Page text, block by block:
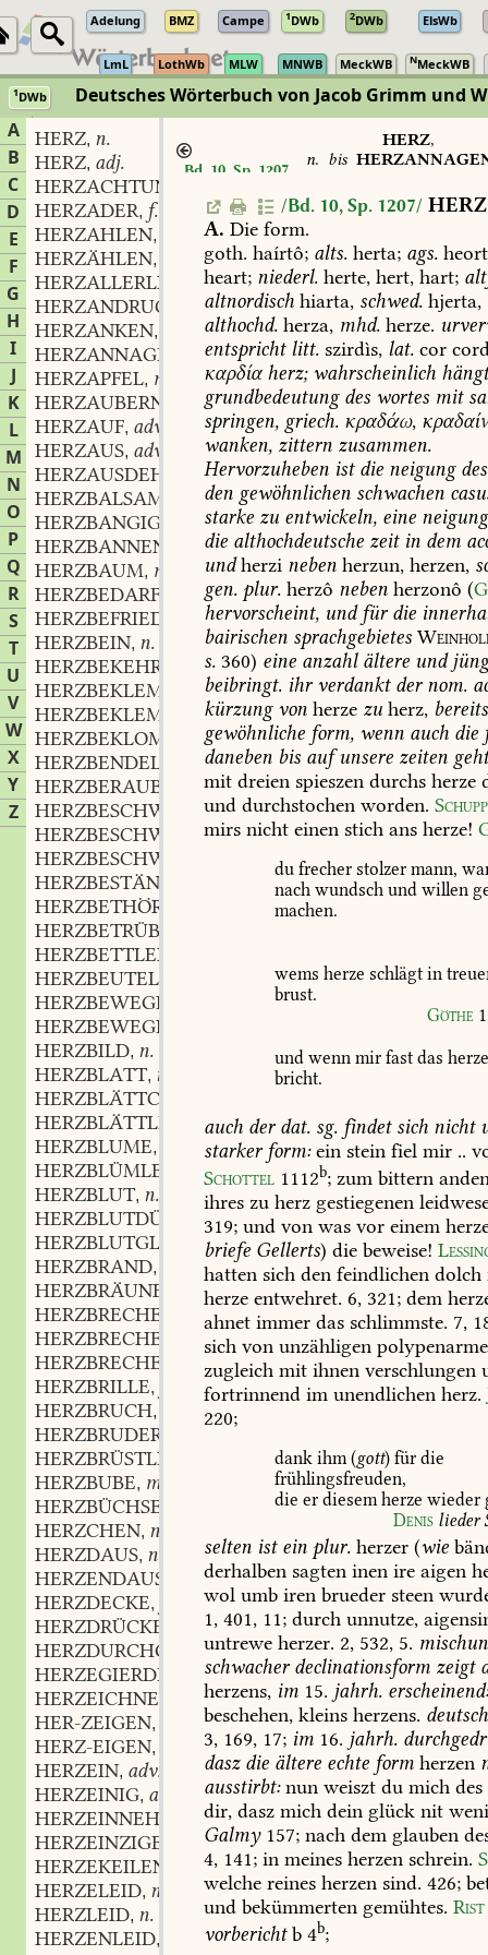
Adelung BMZ Campe 1DWb 2DWb ElsWb
LmL LothWb MLW MNWB MeckWB NMeckWB
1DWb Deutsches Wörterbuch von Jacob Grimm und
A
B
C
D
E
F
G
H
I
J
K
L
M
N
O
P
Q
R
S
T
U
V
W
X
Y
Z
HERZ, n.
HERZ, adj.
HERZACHTUNG
HERZADER, f.
HERZAHLEN,
HERZÄHLEN,
HERZALLERLIEBST,adj.
HERZANDRUCK
m.
HERZANKEN,
HERZANNAGEND
,part.
HERZAPFEL, m.
HERZAUBERN
verb.
HERZAUF, adv.
HERZAUS, adv.
HERZAUSDEHNEND,part.
HERZBALSAM
HERZBANGIGKEIT
,f.
HERZBANNEND
part.
HERZBAUM, m.
HERZBEDARF
HERZBEFRIEDUNG,f.
HERZBEIN, n.
HERZBEKEHRUNG
,f.
HERZBEKLEMMEND,part.
HERZBEKLEMMUNG,f.
HERZBEKLOMMENHEIT,f.
HERZBENDEL
HERZBERAUBEND
,part.
HERZBESCHWEREND, part.
HERZBESCHWERISCH, adj.
HERZBESCHWERUNG
HERZBESTÄNDIGKEIT
HERZBETHÖREND
HERZBETRÜBT
HERZBETTLEIN
HERZBEUTEL
HERZBEWEGEND
HERZBEWEGLICH
HERZBILD, n.
HERZBLATT, n.
HERZBLÄTTCHEN
HERZBLÄTTLEIN
n.
HERZBLUME,
HERZBLÜMLEIN
n.
HERZBLUT, n.
HERZBLUTDÜRSTEND part.
HERZBLUTGLÜHEND,part.
HERZBRAND,
HERZBRÄUNE
HERZBRECHEN
HERZBRECHEND
part.
HERZBRECHERCHEN ,n.
HERZBRILLE,
HERZBRUCH,
HERZBRUDER
HERZBRÜSTLEIN
HERZBUBE, m.
HERZBÜCHSE
HERZCHEN, n.
HERZDAUS, n.
HERZENDAUS
HERZDECKE,
HERZDRÜCKEND
part.
HERZDURCHGEHEND,part.
HERZEGIERDE
HERZEICHNEN
verb.
HER-ZEIGEN,
HERZ-EIGEN,
HERZEIN, adv.
HERZEINIG, adj.
HERZEINNEHMEND,part.
HERZEINZIGER
adj.
HERZEKEILEN
HERZELEID, n.
HERZLEID, n.
HERZENLEID,
Bd. 10, Sp. 1207
HERZ,
n. bis
/Bd. 10, Sp. 1207/ HERZ
A. Die form.
goth. haírtô; alts. herta; ags.
heart; niederl. herte, hert, hart;
altnordisch hiarta, schwed. hjerta,
althochd. herza, mhd. herze.
entsprichtlitt. szirdìs, lat. cor
καρδία herz;wahrscheinlich
grundbedeutungdes wortes mit
springen, griech. κραδάω,
wanken, zittern zusammen.
Hervorzuheben istdie neigungdes
den gewöhnlichen schwachen
starke zu entwickeln, eine
die althochdeutsche zeitin dem
undherzi neben herzun, herzen,
gen. plur. herzô neben herzonô (
hervorscheint, undfürdie
bairischen sprachgebietes
s. 360) eine anzahlältere und
beibringt. ihrverdanktdernom.
kürzungvon herze zu herz, bereits
gewöhnliche form, wenn auch die
daneben bis aufunsere zeiten
mit dreien spieszen durchs herze
und durchstochen worden.
mirs nicht einen stich ans herze!
du frecher stolzer mann,
nach wundsch und willen
machen.
wems herze schlägt in
brust.
Göthe
und wenn mir fast das
bricht.
auch derdat. sg. findetsich nicht
starkerform:ein stein fiel mir ..
Schottel 1112b; zum bittern
ihres zu herz gestiegenen
319; und von was vor einem
briefe Gellerts) die beweise!
hatten sich den feindlichen dolch
herze entwehret. 6, 321; dem
ahnet immer das schlimmste. 7,
sich von unzähligen
zugleich mit ihnen verschlungen
fortrinnend im unendlichen herz.
220;
dank ihm(gott) für die
frühlingsfreuden,
die er diesemherze wieder
Denis lieder
selten istein plur. herzer (wie
derhalben sagten inen ire aigen
wol umb iren brueder steen
1, 401, 11; durch unnutze,
untrewe herzer. 2, 532, 5.
schwacherdeclinationsform zeigt
herzens, im 15. jahrh.
beschehen, kleins herzens.
3, 169, 17; im 16. jahrh.
daszdie ältere echte form herzen
ausstirbt:nun weiszt du mich des
dir, dasz mich dein glück nit
Galmy157; nach dem glauben
4, 141; in meines herzen schrein.
welche reines herzen sind. 426;
und bekümmerten gemühtes. Rist
vorberichtb 4b;